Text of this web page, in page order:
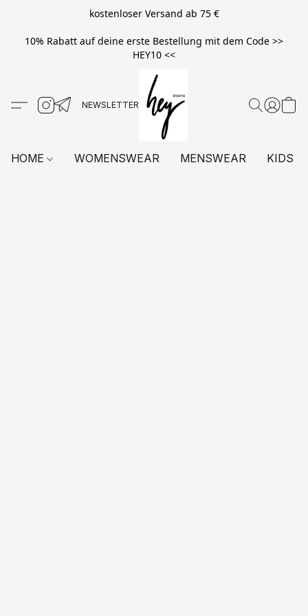
kostenloser Versand ab 75 €
10% Rabatt auf deine erste Bestellung mit dem Code >>
HEY10 <<
HOME WOMENSWEAR MENSWEAR KIDS